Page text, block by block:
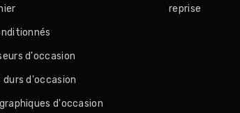
d'occasion
durs d'occasion
d'occasion
reprise